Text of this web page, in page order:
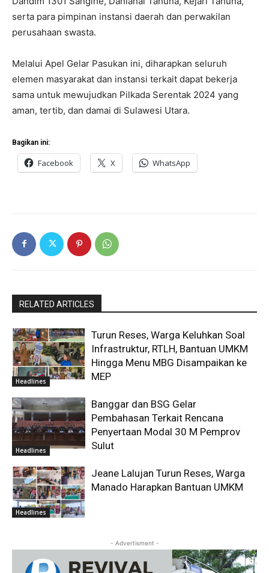
serta para pimpinan instansi daerah dan perwakilan
perusahaan swasta.
Melalui Apel Gelar Pasukan ini, diharapkan seluruh
elemen masyarakat dan instansi terkait dapat bekerja
sama untuk mewujudkan Pilkada Serentak 2024 yang
aman, tertib, dan damai di Sulawesi Utara.
Bagikan ini:
Facebook X WhatsApp
RELATED ARTICLES
Headlines
Turun Reses, Warga Keluhkan Soal
Infrastruktur, RTLH, Bantuan UMKM
Hingga Menu MBG Disampaikan ke
MEP
Headlines
Banggar dan BSG Gelar
Pembahasan Terkait Rencana
Penyertaan Modal 30 M Pemprov
Sulut
Headlines
Jeane Lalujan Turun Reses, Warga
Manado Harapkan Bantuan UMKM
- Advertisment -